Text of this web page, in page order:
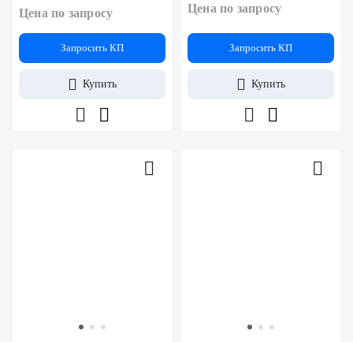
Цена по запросу
Запросить КП
Купить
Цена по запросу
Запросить КП
Купить